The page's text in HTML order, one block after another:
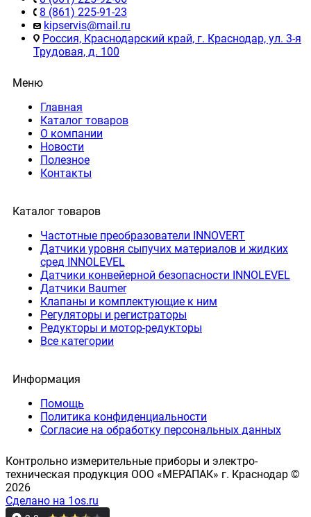
8 (861) 225-91-23
kipservis@mail.ru
Россия, Краснодарский край, г. Краснодар, ул. 3-я
Трудовая, д. 100
Меню
Главная
Каталог товаров
О компании
Новости
Полезное
Контакты
Каталог товаров
Частотные преобразователи INNOVERT
Датчики уровня сыпучих материалов и жидких
сред INNOLEVEL
Датчики конвейерной безопасности INNOLEVEL
Датчики Baumer
Клапаны и комплектующие к ним
Регуляторы и регистраторы
Редукторы и мотор-редукторы
Все категории
Информация
Помощь
Политика конфиденциальности
Согласие на обработку персональных данных
Контрольно измерительные приборы и электро-
техническая продукция ООО «МЕРАПАК» г. Краснодар ©
2026
Сделано на 1os.ru